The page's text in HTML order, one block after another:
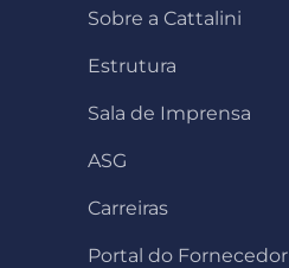
Sobre a Cattalini
Estrutura
Sala de Imprensa
ASG
Carreiras
Portal do Fornecedor